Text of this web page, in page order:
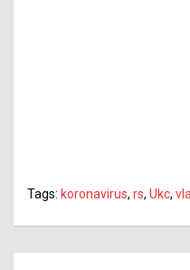
Tags: koronavirus, rs, Ukc,